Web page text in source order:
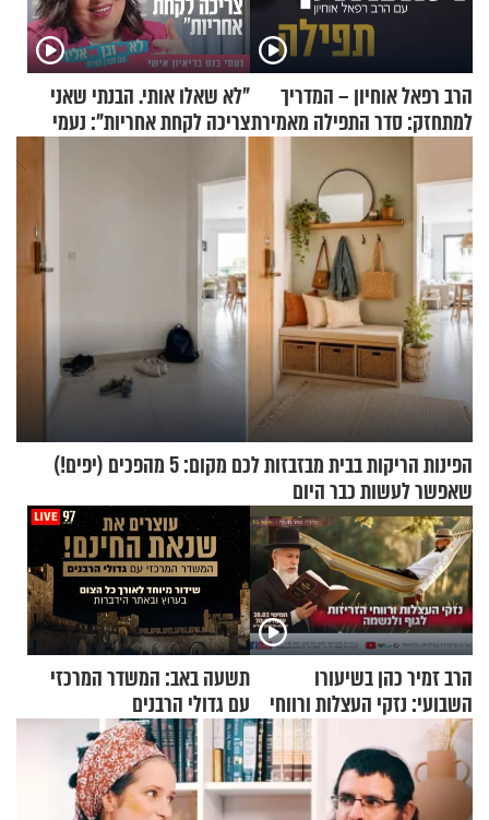
הרב רפאל אוחיון – המדריך
למתחזק: סדר התפילה מאמירת
"לא שאלו אותי. הבנתי שאני
צריכה לקחת אחריות": נעמי
הפינות הריקות בבית מבזבזות לכם מקום: 5 מהפכים (יפים!)
שאפשר לעשות כבר היום
הרב זמיר כהן בשיעורו
השבועי: נזקי העצלות ורווחי
הזריזות לגוף ולנשמה
תשעה באב: המשדר המרכזי
עם גדולי הרבנים